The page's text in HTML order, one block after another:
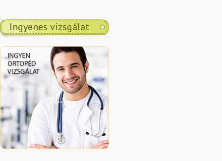
Ingyenes vizsgálat
.